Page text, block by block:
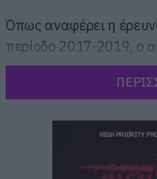
Όπως αναφέρει η
περίοδο 2017-2019, ο
συγκροτημάτων στα
φεστιβάλ μειώθηκε
των συγκροτημάτων